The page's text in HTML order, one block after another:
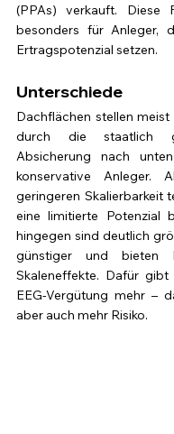
(PPAs) verkauft. Diese
besonders für Anleger,
Ertragspotenzial setzen.
Unterschiede
Dachflächen stellen
durch die staatlich
Absicherung nach
konservative Anleger.
geringeren Skalierbarkeit
eine limitierte Potenzial
hingegen sind deutlich
günstiger und bieten
Skaleneffekte. Dafür
EEG-Vergütung mehr –
aber auch mehr Risiko.